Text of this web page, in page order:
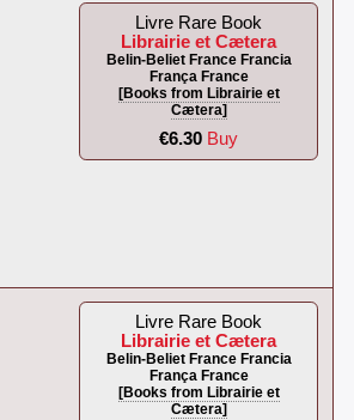
Livre Rare Book
Librairie et Cætera
Belin-Beliet France Francia
França France
[Books from Librairie et
Cætera]
€6.30 Buy
Livre Rare Book
Librairie et Cætera
Belin-Beliet France Francia
França France
[Books from Librairie et
Cætera]